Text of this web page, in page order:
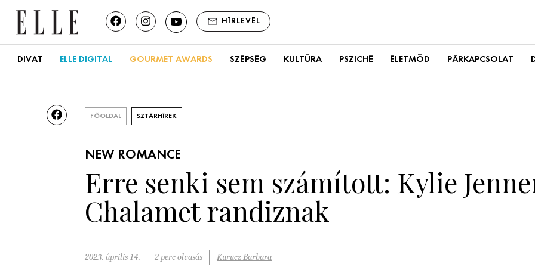
HÍRLEVÉL
DIVAT ELLE DIGITAL GOURMET AWARDS SZÉPSÉG KULTÚRA PSZICHÉ ÉLETMÓD PÁRKAPCSOLAT
FŐOLDAL SZTÁRHÍREK
NEW ROMANCE
Erre senki sem számított: Kylie
Chalamet randiznak
2023. április 14. 2 perc olvasás Kurucz Barbara